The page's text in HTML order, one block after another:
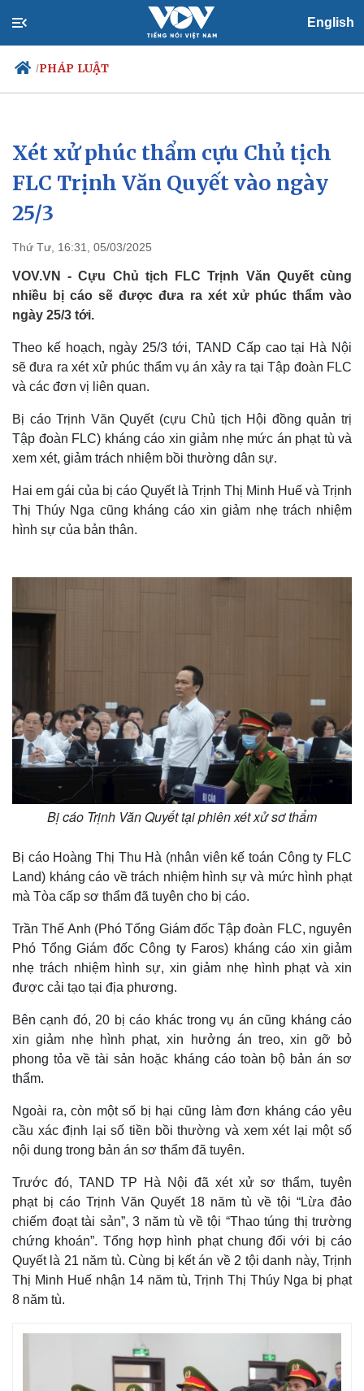
English
/PHÁP LUẬT
Chính trị
Đảng
Tổ chức nhân sự
Quốc hội
Nhận diện sự thật
Xã hội
Tin 24h
Dự báo thời tiết
Thế giới
Quan sát
Cuộc sống đó đây
Multimedia
Video
Infographic
Xét xử phúc thẩm cựu Chủ tịch
FLC Trịnh Văn Quyết vào ngày
25/3
Thứ Tư, 16:31, 05/03/2025
VOV.VN - Cựu Chủ tịch FLC Trịnh Văn Quyết cùng
nhiều bị cáo sẽ được đưa ra xét xử phúc thẩm vào
ngày 25/3 tới.
Theo kế hoạch, ngày 25/3 tới, TAND Cấp cao tại Hà Nội
sẽ đưa ra xét xử phúc thẩm vụ án xảy ra tại Tập đoàn FLC
và các đơn vị liên quan.
Bị cáo Trịnh Văn Quyết (cựu Chủ tịch Hội đồng quản trị
Tập đoàn FLC) kháng cáo xin giảm nhẹ mức án phạt tù và
xem xét, giảm trách nhiệm bồi thường dân sự.
Hai em gái của bị cáo Quyết là Trịnh Thị Minh Huế và Trịnh
Thị Thúy Nga cũng kháng cáo xin giảm nhẹ trách nhiệm
hình sự của bản thân.
Bị cáo Trịnh Văn Quyết tại phiên xét xử sơ thẩm
Bị cáo Hoàng Thị Thu Hà (nhân viên kế toán Công ty FLC
Land) kháng cáo về trách nhiệm hình sự và mức hình phạt
mà Tòa cấp sơ thẩm đã tuyên cho bị cáo.
Trần Thế Anh (Phó Tổng Giám đốc Tập đoàn FLC, nguyên
Phó Tổng Giám đốc Công ty Faros) kháng cáo xin giảm
nhẹ trách nhiệm hình sự, xin giảm nhẹ hình phạt và xin
được cải tạo tại địa phương.
Bên cạnh đó, 20 bị cáo khác trong vụ án cũng kháng cáo
xin giảm nhẹ hình phạt, xin hưởng án treo, xin gỡ bỏ
phong tỏa về tài sản hoặc kháng cáo toàn bộ bản án sơ
thẩm.
Ngoài ra, còn một số bị hại cũng làm đơn kháng cáo yêu
cầu xác định lại số tiền bồi thường và xem xét lại một số
nội dung trong bản án sơ thẩm đã tuyên.
Trước đó, TAND TP Hà Nội đã xét xử sơ thẩm, tuyên
phạt bị cáo Trịnh Văn Quyết 18 năm tù về tội “Lừa đảo
chiếm đoạt tài sản”, 3 năm tù về tội “Thao túng thị trường
chứng khoán”. Tổng hợp hình phạt chung đối với bị cáo
Quyết là 21 năm tù. Cùng bị kết án về 2 tội danh này, Trịnh
Thị Minh Huế nhận 14 năm tù, Trịnh Thị Thúy Nga bị phạt
8 năm tù.